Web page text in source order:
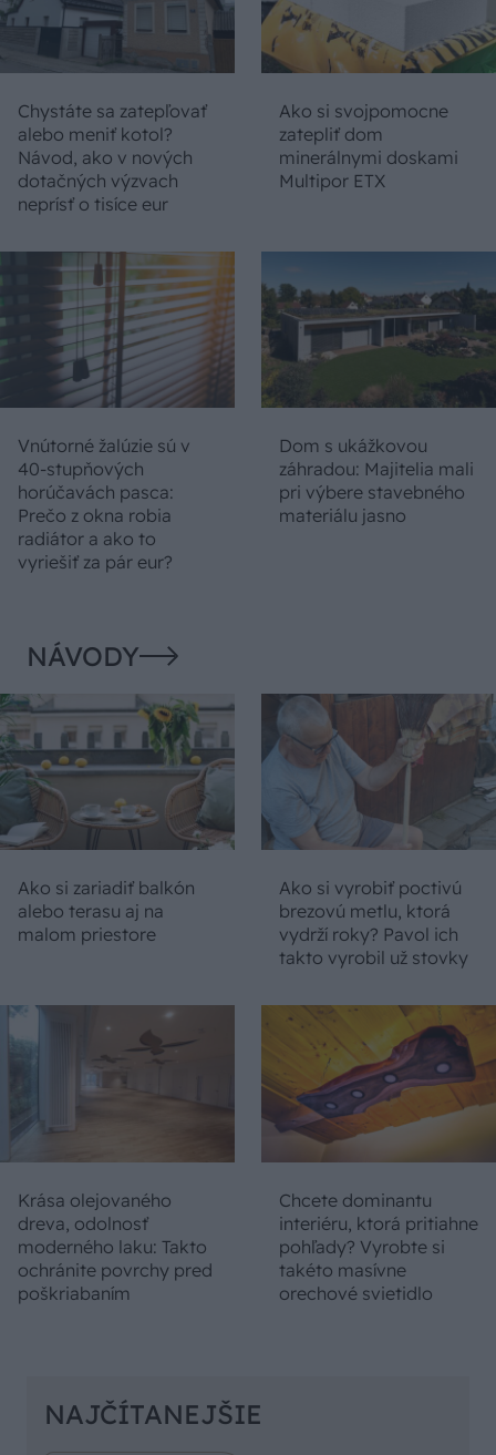
Chystáte sa zatepľovať
alebo meniť kotol?
Návod, ako v nových
dotačných výzvach
neprísť o tisíce eur
Ako si svojpomocne
zatepliť dom
minerálnymi doskami
Multipor ETX
Vnútorné žalúzie sú v
40-stupňových
horúčavách pasca:
Prečo z okna robia
radiátor a ako to
vyriešiť za pár eur?
Dom s ukážkovou
záhradou: Majitelia mali
pri výbere stavebného
materiálu jasno
NÁVODY
Ako si zariadiť balkón
alebo terasu aj na
malom priestore
Ako si vyrobiť poctivú
brezovú metlu, ktorá
vydrží roky? Pavol ich
takto vyrobil už stovky
Krása olejovaného
dreva, odolnosť
moderného laku: Takto
ochránite povrchy pred
poškriabaním
Chcete dominantu
interiéru, ktorá pritiahne
pohľady? Vyrobte si
takéto masívne
orechové svietidlo
NAJČÍTANEJŠIE